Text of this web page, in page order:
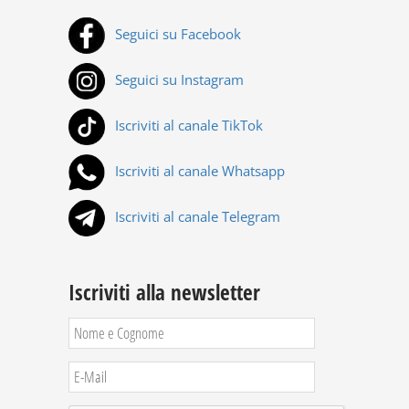
Seguici su Facebook
Seguici su Instagram
Iscriviti al canale TikTok
Iscriviti al canale Whatsapp
Iscriviti al canale Telegram
Iscriviti alla newsletter